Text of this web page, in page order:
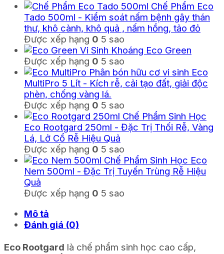
Chế Phẩm Eco
Tado 500ml - Kiểm soát nấm bệnh gây thán
thư, khô cành, khô quả , nấm hồng, tảo đỏ
Được xếp hạng 0 5 sao
Vi Sinh Khoáng Eco Green
Được xếp hạng 0 5 sao
Phân bón hữu cơ vi sinh Eco
MultiPro 5 Lít - Kích rễ, cải tạo đất, giải độc
phèn, chống vàng lá.
Được xếp hạng 0 5 sao
Chế Phẩm Sinh Học
Eco Rootgard 250ml - Đặc Trị Thối Rễ, Vàng
Lá, Lở Cổ Rễ Hiệu Quả
Được xếp hạng 0 5 sao
Chế Phẩm Sinh Học Eco
Nem 500ml - Đặc Trị Tuyến Trùng Rễ Hiệu
Quả
Được xếp hạng 0 5 sao
Mô tả
Đánh giá (0)
Eco Rootgard là chế phẩm sinh học cao cấp,